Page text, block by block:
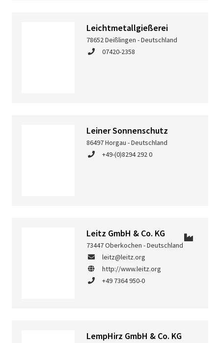
Leichtmetallgießerei
78652 Deißlingen - Deutschland
07420-2358
Leiner Sonnenschutz
86497 Horgau - Deutschland
+49-(0)8294 292 0
Leitz GmbH & Co. KG
73447 Oberkochen - Deutschland
leitz@leitz.org
http://www.leitz.org
+49 7364 950-0
LempHirz GmbH & Co. KG